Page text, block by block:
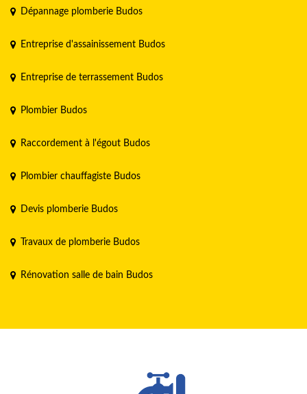
Dépannage plomberie Budos
Entreprise d'assainissement Budos
Entreprise de terrassement Budos
Plombier Budos
Raccordement à l'égout Budos
Plombier chauffagiste Budos
Devis plomberie Budos
Travaux de plomberie Budos
Rénovation salle de bain Budos